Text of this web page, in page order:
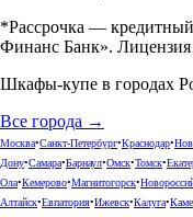
*Рассрочка —
Финанс Банк».
Шкафы-купе в городах
Все города →
Москва•Санкт-Петербург•Краснодар•
Дону•Самара•Барнаул•Омск•Томск•
Ола•Кемерово•Магнитогорск•
Алтайск•Евпатория•Ижевск•Калуга•